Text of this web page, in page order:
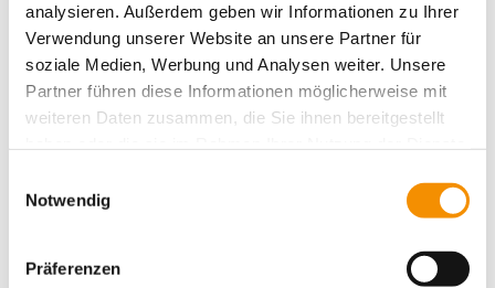
analysieren. Außerdem geben wir Informationen zu Ihrer
Verwendung unserer Website an unsere Partner für
soziale Medien, Werbung und Analysen weiter. Unsere
Partner führen diese Informationen möglicherweise mit
weiteren Daten zusammen, die Sie ihnen bereitgestellt
Notwendig
Präferenzen
KÖLN
COLOGNE
FAMILY
LIFESTYLE
DRINKS
SPORT
KUNST
CAFE
FESTIVAL
MESSE
UMGEBUNG
MESSEN